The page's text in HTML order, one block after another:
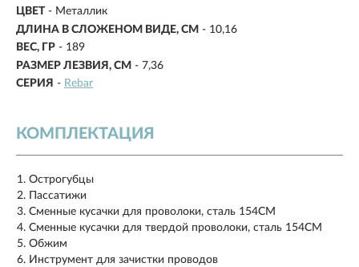
ЦВЕТ - Металлик
ДЛИНА В СЛОЖЕНОМ ВИДЕ, СМ - 10,16
ВЕС, ГР - 189
РАЗМЕР ЛЕЗВИЯ, СМ - 7,36
СЕРИЯ - Rebar
КОМПЛЕКТАЦИЯ
Острогубцы
Пассатижи
Сменные кусачки для проволоки, сталь 154CM
Сменные кусачки для твердой проволоки, сталь 154CM
Обжим
Инструмент для зачистки проводов